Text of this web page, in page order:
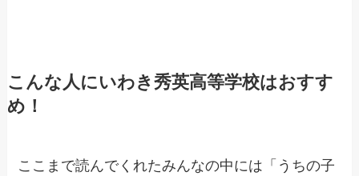
こんな人にいわき秀英高等学校はおすす
め！
ここまで読んでくれたみんなの中には「うちの子